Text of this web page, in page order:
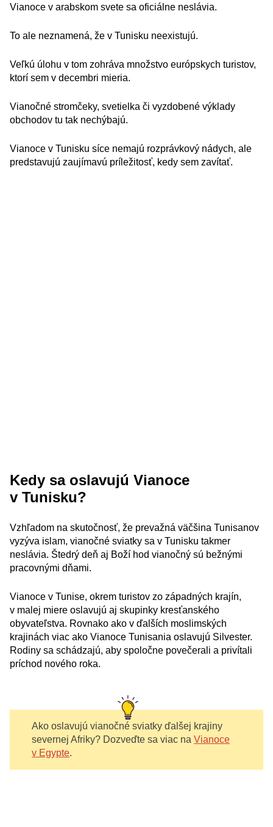
Vianoce v arabskom svete sa oficiálne neslávia.
To ale neznamená, že v Tunisku neexistujú.
Veľkú úlohu v tom zohráva množstvo európskych turistov,
ktorí sem v decembri mieria.
Vianočné stromčeky, svetielka či vyzdobené výklady
obchodov tu tak nechýbajú.
Vianoce v Tunisku síce nemajú rozprávkový nádych, ale
predstavujú zaujímavú príležitosť, kedy sem zavítať.
Kedy sa oslavujú Vianoce
v Tunisku?
Vzhľadom na skutočnosť, že prevažná väčšina Tunisanov
vyzýva islam, vianočné sviatky sa v Tunisku takmer
neslávia. Štedrý deň aj Boží hod vianočný sú bežnými
pracovnými dňami.
Vianoce v Tunise, okrem turistov zo západných krajín,
v malej miere oslavujú aj skupinky kresťanského
obyvateľstva. Rovnako ako v ďalších moslimských
krajinách viac ako Vianoce Tunisania oslavujú Silvester.
Rodiny sa schádzajú, aby spoločne povečerali a privítali
príchod nového roka.
Ako oslavujú vianočné sviatky ďalšej krajiny
severnej Afriky? Dozveďte sa viac na Vianoce
v Egypte.